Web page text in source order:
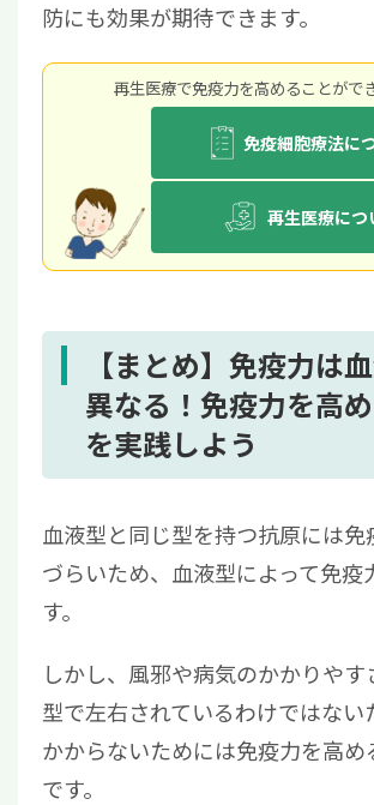
防にも効果が期待できます。
再⽣医療で免疫⼒を⾼めることがで
免疫細胞療法に
再生医療につ
【まとめ】免疫力は
異なる！免疫力を高
を実践しよう
血液型と同じ型を持つ抗原には免
づらいため、血液型によって免疫
す。
しかし、風邪や病気のかかりや
型で左右されているわけではない
かからないためには免疫力を高め
です。